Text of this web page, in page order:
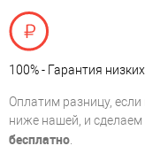
100% - Гарантия
Оплатим разницу,
ниже нашей, и
бесплатно